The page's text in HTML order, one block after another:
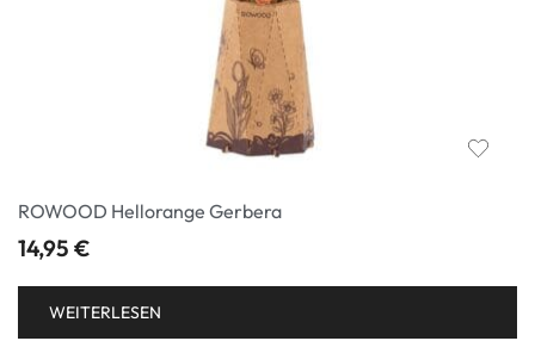
ROWOOD Hellorange Gerbera
14,95 €
WEITERLESEN